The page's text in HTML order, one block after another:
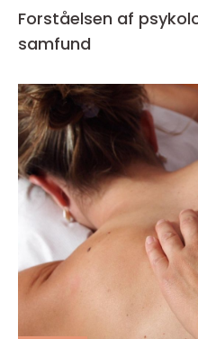
Forståelsen af
samfund